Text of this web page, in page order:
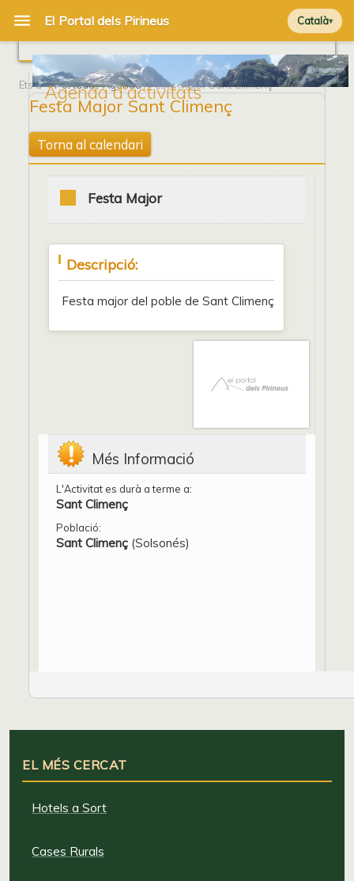
Català
Agenda d'activitats
Ets a Portada/Agenda/ Festa Major Sant Climenç
Festa Major Sant Climenç
Torna al calendari
Festa Major
Descripció:
Festa major del poble de Sant Climenç
Més Informació
L'Activitat es durà a terme a:
Sant Climenç
Població:
Sant Climenç (Solsonés)
EL MÉS CERCAT
Hotels a Sort
Cases Rurals